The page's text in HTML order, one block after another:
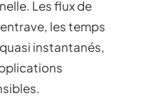
Les flux de
les temps
instantanés,